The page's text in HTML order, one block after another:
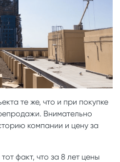
те же, что и при покупке
Внимательно
компании и цену за
факт, что за 8 лет цены